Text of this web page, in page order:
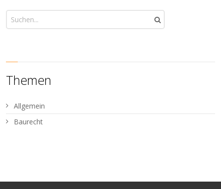
Themen
Allgemein
Baurecht